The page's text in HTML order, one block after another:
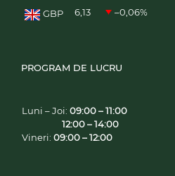
GBP 6,13 –0,06%
PROGRAM DE LUCRU
Luni – Joi: 09:00 – 11:00
12:00 – 14:00
Vineri: 09:00 – 12:00